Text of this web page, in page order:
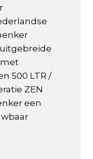
met
500 LTR /
ZEN
een